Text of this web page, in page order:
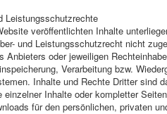
Leistungsschutzrechte
veröffentlichten Inhalte
und Leistungsschutzrecht nicht
Anbieters oder jeweiligen
Verarbeitung bzw.
Inhalte und Rechte Dritter sind
einzelner Inhalte oder kompletter
für den persönlichen, privaten